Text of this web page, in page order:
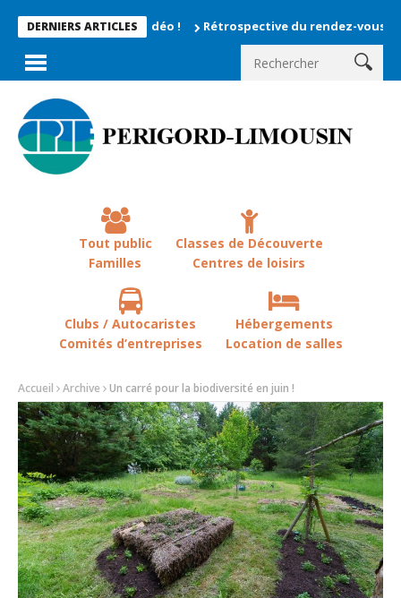
DERNIERS ARTICLES Rétrospective du rendez-vous la
Tout public
Familles
Classes de Découverte
Centres de loisirs
Clubs / Autocaristes
Comités d’entreprises
Hébergements
Location de salles
Accueil Archive Un carré pour la biodiversité en juin !